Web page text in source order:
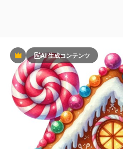
PremiumAI 生成コンテンツ